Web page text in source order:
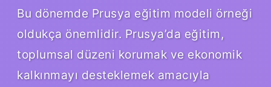
Bu dönemde Prusya eğitim modeli örneği
oldukça önemlidir. Prusya’da eğitim,
toplumsal düzeni korumak ve ekonomik
kalkınmayı desteklemek amacıyla